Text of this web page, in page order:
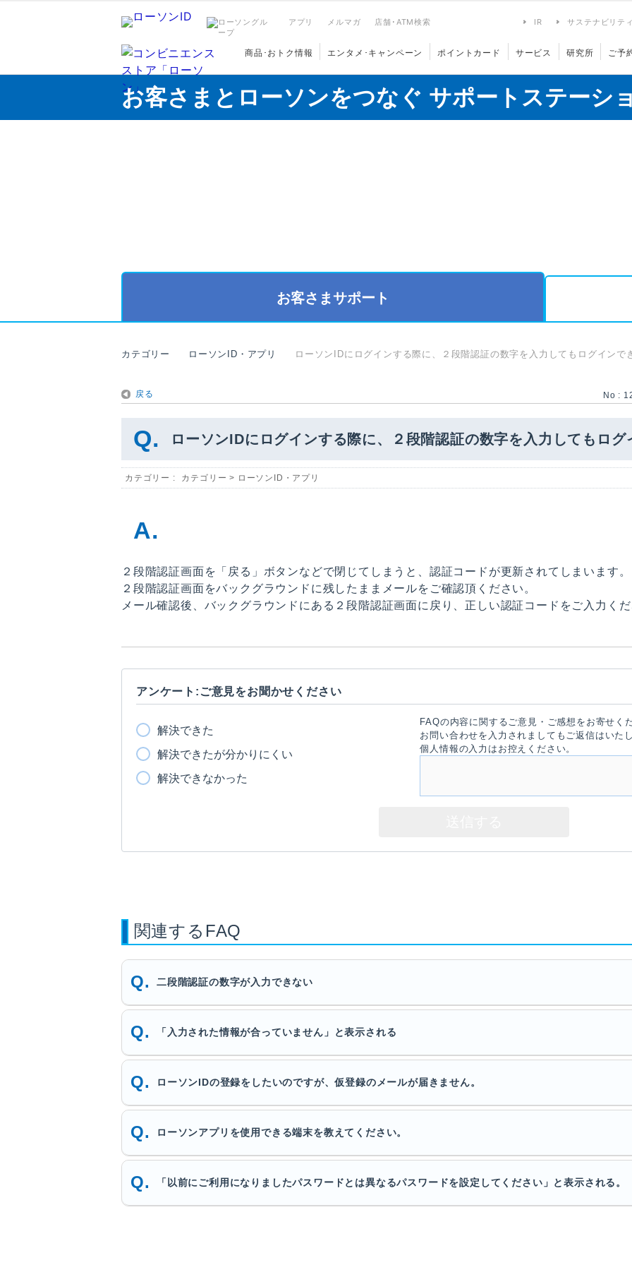
アプリ メルマガ 店舗･ATM検索 IR サステナビリティ
商品･おトク情報 エンタメ･キャンペーン ポイントカード サービス 研究所 ご予
お客さまとローソンをつなぐ サポートステーシ
お客さまサポート
カテゴリー ローソンID・アプリ ローソンIDにログインする際に、２段階認証の数字を入力してもログインで
戻る No :
ローソンIDにログインする際に、２段階認証の数字を入力してもログ
カテゴリー : カテゴリー > ローソンID・アプリ
２段階認証画面を「戻る」ボタンなどで閉じてしまうと、認証コードが更新されてしまいます。
２段階認証画面をバックグラウンドに残したままメールをご確認頂ください。
メール確認後、バックグラウンドにある２段階認証画面に戻り、正しい認証コードをご入力くだ
アンケート:ご意見をお聞かせください
解決できた
解決できたが分かりにくい
解決できなかった
FAQの内容に関するご意見・ご感想をお寄せく
お問い合わせを入力されましてもご返信はいた
個人情報の入力はお控えください。
関連するFAQ
二段階認証の数字が入力できない
「入力された情報が合っていません」と表示される
ローソンIDの登録をしたいのですが、仮登録のメールが届きません。
ローソンアプリを使用できる端末を教えてください。
「以前にご利用になりましたパスワードとは異なるパスワードを設定してください」と表示される。